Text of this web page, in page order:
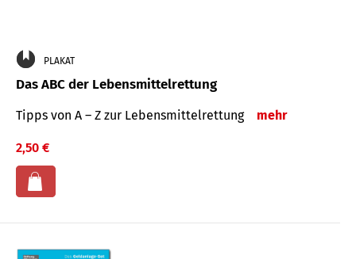
PLAKAT
Das ABC der Lebensmittelrettung
Tipps von A – Z zur Lebensmittelrettung mehr
2,50 €